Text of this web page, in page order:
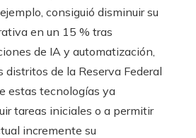
consiguió disminuir su
en un 15 % tras
de IA y automatización,
distritos de la Reserva Federal
estas tecnologías ya
tareas iniciales o a permitir
incremente su